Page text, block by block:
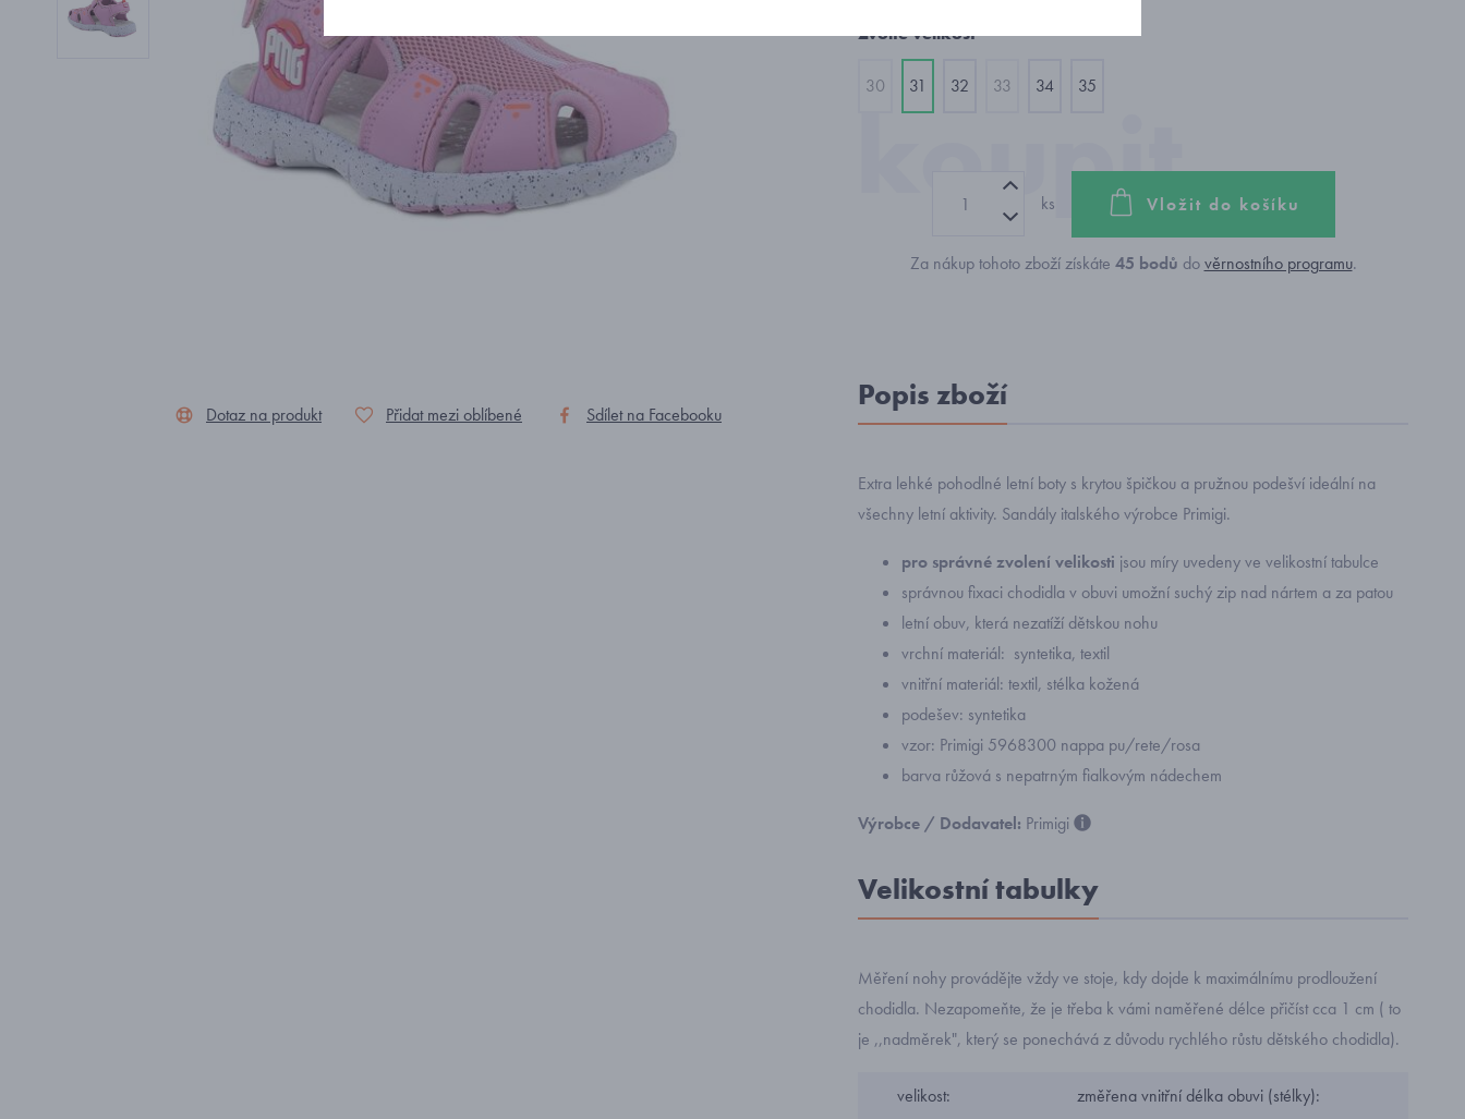
Dotaz na produkt Přidat mezi oblíbené Sdílet na Facebooku
Zvolte velikost
30 31 32 33 34 35
ks Vložit do košíku
Za nákup tohoto zboží získáte 45 bodů dověrnostního programu.
Popis zboží
Extra lehké pohodlné letní boty s krytou špičkou a pružnou podešví ideální na
všechny letní aktivity. Sandály italského výrobce Primigi.
pro správné zvolení velikosti jsou míry uvedeny ve velikostní tabulce
správnou fixaci chodidla v obuvi umožní suchý zip nad nártem a za patou
letní obuv, která nezatíží dětskou nohu
vrchní materiál: syntetika, textil
vnitřní materiál: textil, stélka kožená
podešev: syntetika
vzor: Primigi 5968300 nappa pu/rete/rosa
barva růžová s nepatrným fialkovým nádechem
Výrobce / Dodavatel: Primigi
Velikostní tabulky
Měření nohy provádějte vždy ve stoje, kdy dojde k maximálnímu prodloužení
chodidla. Nezapomeňte, že je třeba k vámi naměřené délce přičíst cca 1 cm ( to
je ,,nadměrek", který se ponechává z důvodu rychlého růstu dětského chodidla).
velikost: změřena vnitřní délka obuvi (stélky):